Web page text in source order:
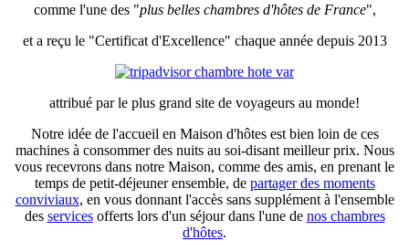
comme l'une des "plus belles chambres d'hôtes de France",
et a reçu le "Certificat d'Excellence" chaque année depuis 2013
attribué par le plus grand site de voyageurs au monde!
Notre idée de l'accueil en Maison d'hôtes est bien loin de ces
machines à consommer des nuits au soi-disant meilleur prix. Nous
vous recevrons dans notre Maison, comme des amis, en prenant le
temps de petit-déjeuner ensemble, de partager des moments
conviviaux, en vous donnant l'accès sans supplément à l'ensemble
des servicesofferts lors d'un séjour dans l'une de nos chambres
d'hôtes.